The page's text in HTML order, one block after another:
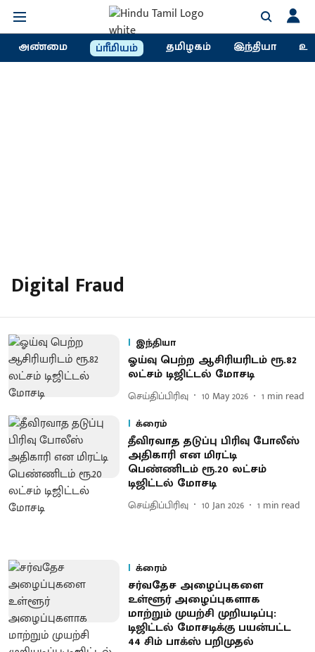
அண்மை ப்ரீமியம் தமிழகம் இந்தியா
Digital Fraud
இந்தியா
ஓய்வு பெற்ற ஆசிரியரிடம் ரூ.82
லட்சம் டிஜிட்டல் மோசடி
செய்திப்பிரிவு 10 May 2026 1 min read
க்ரைம்
தீவிரவாத தடுப்பு பிரிவு போலீஸ்
அதிகாரி என மிரட்டி
பெண்ணிடம் ரூ.20 லட்சம்
டிஜிட்டல் மோசடி
செய்திப்பிரிவு 10 Jan 2026 1 min read
க்ரைம்
சர்வதேச அழைப்புகளை
உள்ளூர் அழைப்புகளாக
மாற்றும் முயற்சி முறியடிப்பு:
டிஜிட்டல் மோசடிக்கு பயன்பட்ட
44 சிம் பாக்ஸ் பறிமுதல்